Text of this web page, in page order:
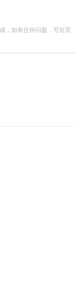
，如有任何问题，可在页